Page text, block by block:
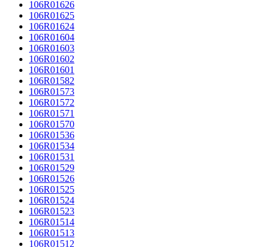
106R01626
106R01625
106R01624
106R01604
106R01603
106R01602
106R01601
106R01582
106R01573
106R01572
106R01571
106R01570
106R01536
106R01534
106R01531
106R01529
106R01526
106R01525
106R01524
106R01523
106R01514
106R01513
106R01512